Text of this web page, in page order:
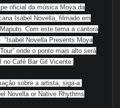
oficial da música Moya da
Isabel Novella, filmado em
Com este tema a cantora
“Isabel Novella Presents Moya
onde o ponto mais alto será
no Café Bar Gil Vicente.
sobre a artista, siga-a:
Novella or Native Rhythms